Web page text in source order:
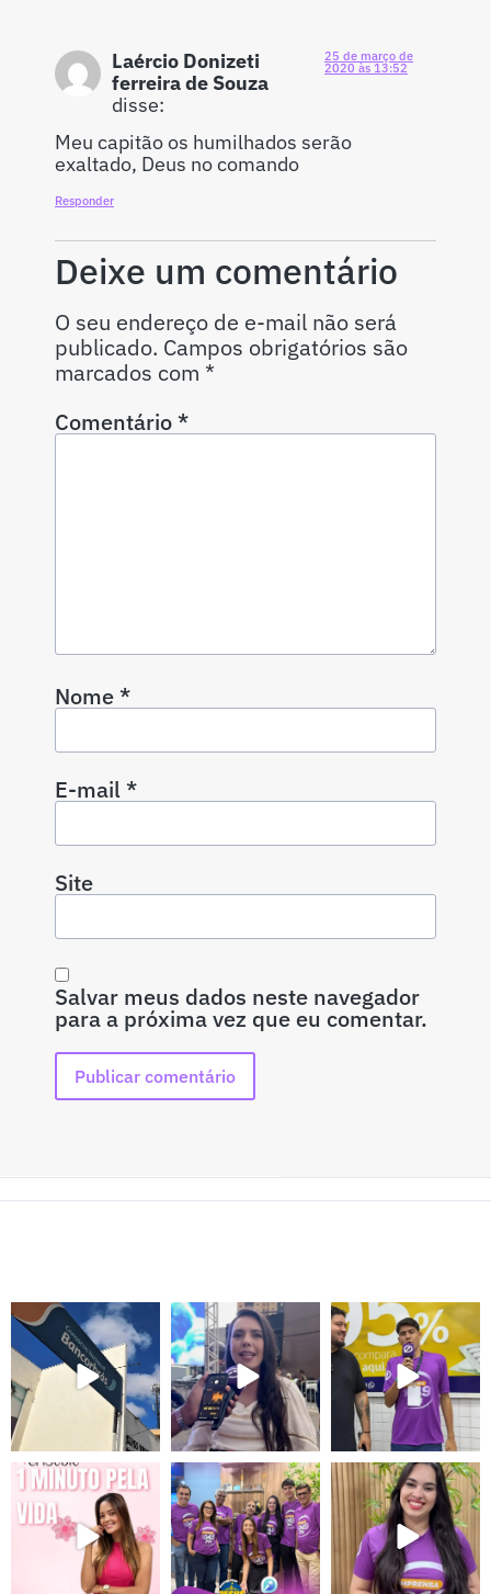
Laércio Donizeti
ferreira de Souza
disse:
25 de março de
2020 às 13:52
Meu capitão os humilhados serão
exaltado, Deus no comando
Responder
Deixe um comentário
O seu endereço de e-mail não será
publicado. Campos obrigatórios são
marcados com *
Comentário*
Nome*
E-mail*
Site
Salvar meus dados neste navegador
para a próxima vez que eu comentar.